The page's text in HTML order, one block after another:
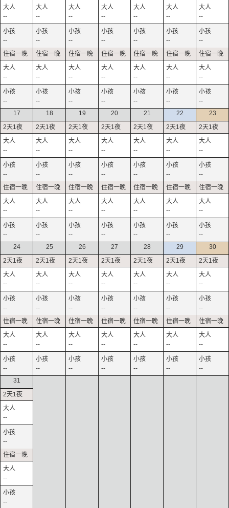
--
--
--
--
--
--
--
--
--
--
--
--
--
--
--
--
--
--
--
--
--
--
--
--
--
--
--
--
17
--
--
--
--
18
--
--
--
--
19
--
--
--
--
20
--
--
--
--
21
--
--
--
--
22
--
--
--
--
23
--
--
--
--
24
--
--
--
--
25
--
--
--
--
26
--
--
--
--
27
--
--
--
--
28
--
--
--
--
29
--
--
--
--
30
--
--
--
--
31
--
--
--
--